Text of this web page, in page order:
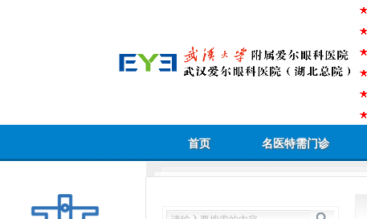
首页 名医特需门诊